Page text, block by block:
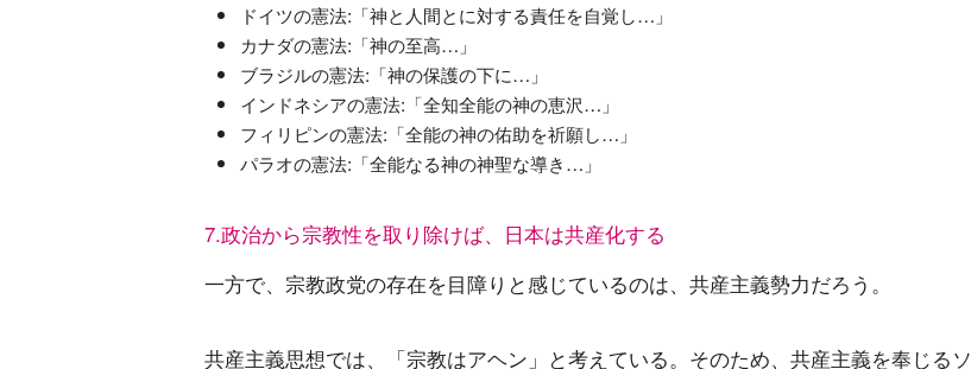
ドイツの憲法:「神と人間とに対する責任を自覚し…」
カナダの憲法:「神の至高…」
ブラジルの憲法:「神の保護の下に…」
インドネシアの憲法:「全知全能の神の恵沢…」
フィリピンの憲法:「全能の神の佑助を祈願し…」
パラオの憲法:「全能なる神の神聖な導き…」
7.政治から宗教性を取り除けば、日本は共産化する
一方で、宗教政党の存在を目障りと感じているのは、共産主義勢力だろう。
共産主義思想では、「宗教はアヘン」と考えている。そのため、共産主義を奉じるソ